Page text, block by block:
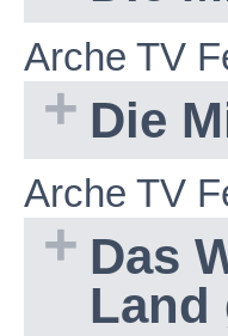
Arche TV
Die
Arche TV
Das
Land